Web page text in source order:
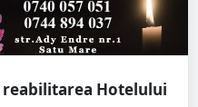
Hotelului